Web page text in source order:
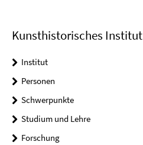
Kunsthistorisches Institut
Institut
Personen
Schwerpunkte
Studium und Lehre
Forschung